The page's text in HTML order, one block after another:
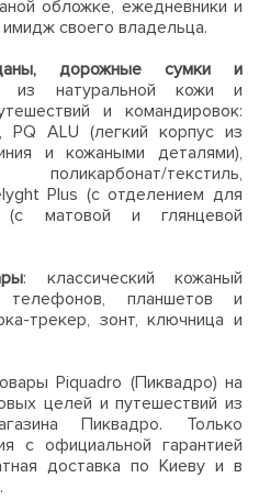
обложке, ежедневники и
своего владельца.
дорожные сумки и
из натуральной кожи и
и командировок:
PQ ALU (легкий корпус из
и кожаными деталями),
текстиль,
Plus (с отделением для
(с матовой и глянцевой
: классический кожаный
планшетов и
трекер, зонт, ключница и
Piquadro (Пиквадро) на
целей и путешествий из
Пиквадро. Только
с официальной гарантией
доставка по Киеву и в